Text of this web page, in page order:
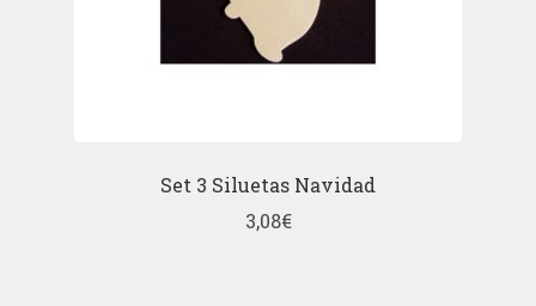
Set 3 Siluetas Navidad
3,08€